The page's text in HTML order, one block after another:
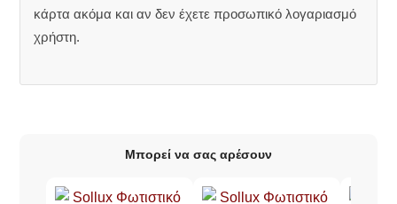
κάρτα ακόμα και αν δεν έχετε προσωπικό λογαριασμό
χρήστη.
Μπορεί να σας αρέσουν